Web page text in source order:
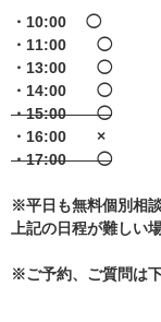
・10:00 ◯
・11:00 ◯
・13:00 ◯
・14:00 ◯
・15:00 ◯
・16:00 ×
・17:00 ◯
※平日も無料個別相
上記の日程が難しい
※ご予約、ご質問は